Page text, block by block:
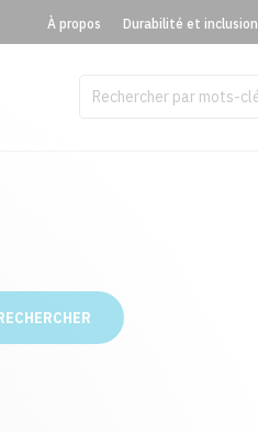
À propos Durabilité et inclusion